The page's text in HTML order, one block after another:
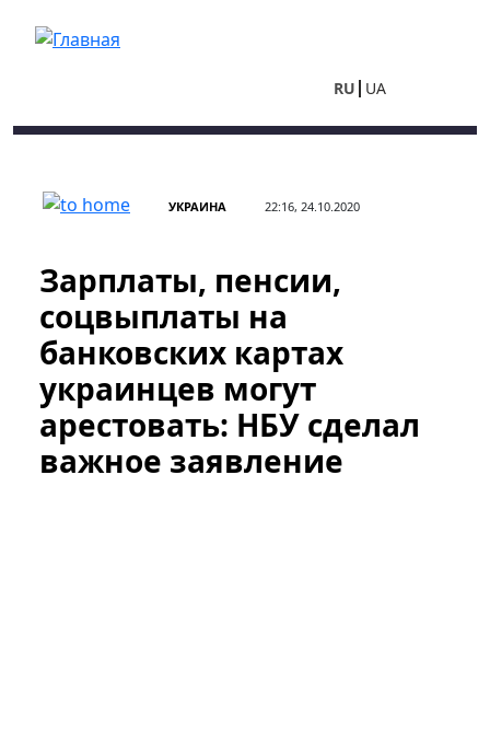
RU UA
УКРАИНА 22:16, 24.10.2020
Зарплаты, пенсии,
соцвыплаты на
банковских картах
украинцев могут
арестовать: НБУ сделал
важное заявление